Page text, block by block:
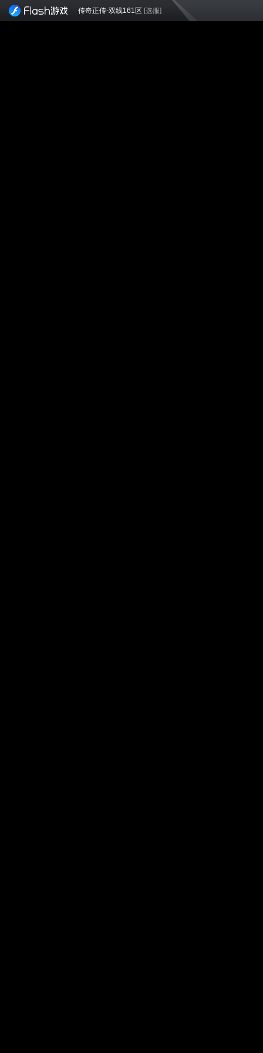
传奇正传-双线161区 [选服]